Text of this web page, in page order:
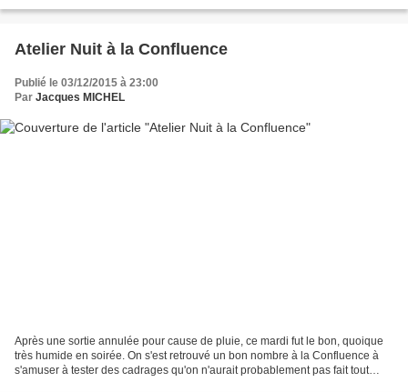
Atelier Nuit à la Confluence
Publié le 03/12/2015 à 23:00
Par Jacques MICHEL
Après une sortie annulée pour cause de pluie, ce mardi fut le bon, quoique
très humide en soirée. On s'est retrouvé un bon nombre à la Confluence à
s'amuser à tester des cadrages qu'on n'aurait probablement pas fait tout